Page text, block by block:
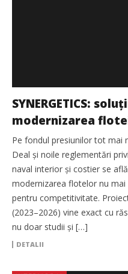
SYNERGETICS:
modernizarea
mai mici pentru
Pe fondul presiunilor tot mai
Deal și noile reglementări
naval interior și costier se
modernizarea flotelor nu
pentru competitivitate.
(2023–2026) vine exact cu
nu doar studii și […]
DETALII